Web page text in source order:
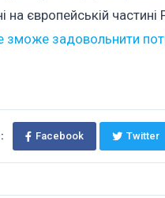
європейській частині
зможе задовольнити
Facebook Twitter